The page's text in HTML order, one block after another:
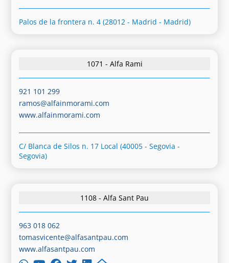
Palos de la frontera n. 4 (28012 - Madrid - Madrid)
1071 - Alfa Rami
921 101 299
ramos@alfainmorami.com
www.alfainmorami.com
C/ Blanca de Silos n. 17 Local (40005 - Segovia -
Segovia)
1108 - Alfa Sant Pau
963 018 062
tomasvicente@alfasantpau.com
www.alfasantpau.com